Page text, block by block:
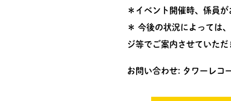
＊イベント開催時、係員
＊ 今後の状況によっては
ジ等でご案内させていた
お問い合わせ: タワーレ